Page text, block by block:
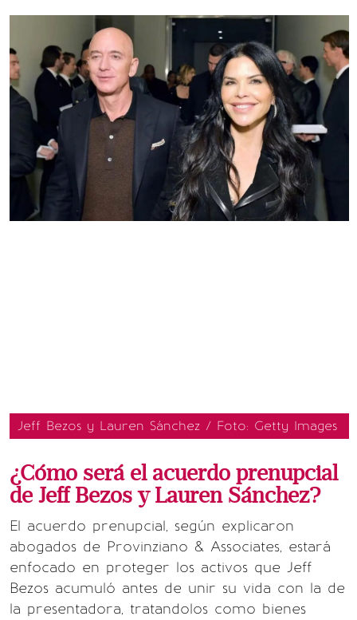
Jeff Bezos y Lauren Sánchez / Foto: Getty Images
¿Cómo será el acuerdo prenupcial
de Jeff Bezos y Lauren Sánchez?
El acuerdo prenupcial, según explicaron
abogados de Provinziano & Associates, estará
enfocado en proteger los activos que Jeff
Bezos acumuló antes de unir su vida con la de
la presentadora, tratandolos como bienes